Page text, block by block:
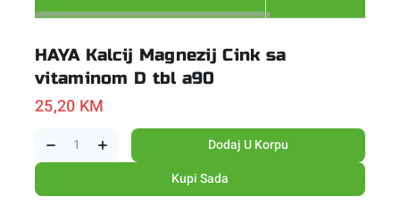
HAYA Kalcij Magnezij Cink sa
vitaminom D tbl a90
25,20 KM
Dodaj U Korpu
Kupi Sada